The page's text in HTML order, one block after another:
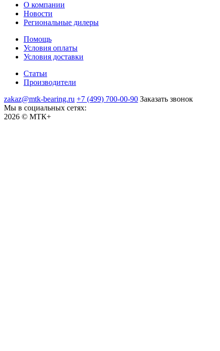
О компании
Новости
Региональные дилеры
Помощь
Условия оплаты
Условия доставки
Статьи
Производители
zakaz@mtk-bearing.ru +7 (499) 700-00-90 Заказать звонок
Мы в социальных сетях:
2026 © МТК+